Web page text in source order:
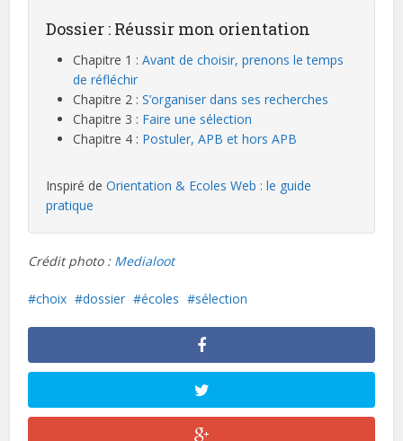
Dossier : Réussir mon orientation
Chapitre 1 :Avant de choisir, prenons le temps
de réfléchir
Chapitre 2 :S’organiser dans ses recherches
Chapitre 3 : Faire une sélection
Chapitre 4 : Postuler, APB et hors APB
Inspiré deOrientation & Ecoles Web : le guide
pratique
Crédit photo : Medialoot
choix dossier écoles sélection